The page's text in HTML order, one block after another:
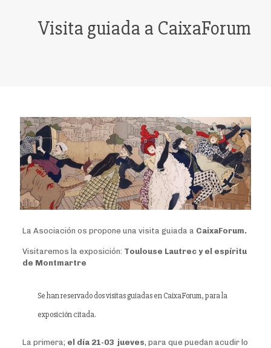
Visita guiada a CaixaForum
La Asociación os propone una visita guiada a CaixaForum.
Visitaremos la exposición: Toulouse Lautrec y el espíritu
de Montmartre
Se han reservado dos visitas guiadas en CaixaForum, para la
exposición citada.
La primera; el día 21-03 jueves, para que puedan acudir lo